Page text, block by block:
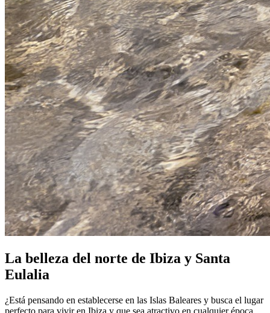
La belleza del norte de Ibiza y Santa
Eulalia
¿Está pensando en establecerse en las Islas Baleares y busca el lugar
perfecto para vivir en Ibiza y que sea atractivo en cualquier época